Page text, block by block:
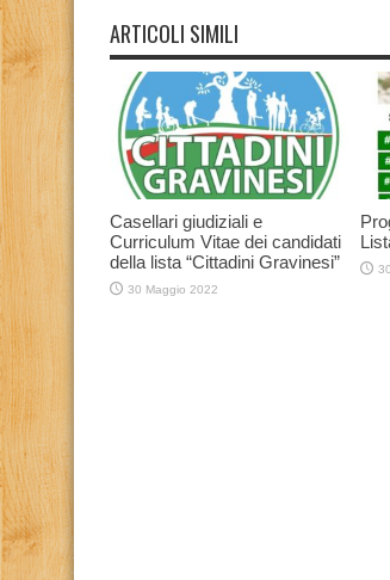
ARTICOLI SIMILI
Casellari giudiziali e
Curriculum Vitae dei candidati
della lista “Cittadini Gravinesi”
30 Maggio 2022